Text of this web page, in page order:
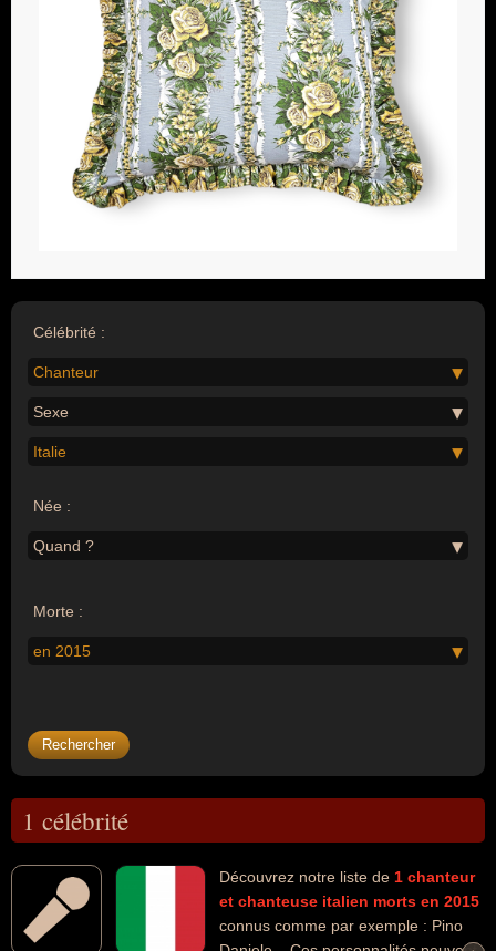
Célébrité :
Chanteur
Sexe
Italie
Née :
Quand ?
Morte :
en 2015
1 célébrité
Découvrez notre liste de 1 chanteur
et chanteuse italien morts en 2015
connus comme par exemple : Pino